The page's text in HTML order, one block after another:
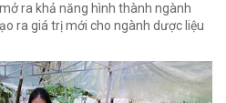
ra khả năng hình thành ngành
ra giá trị mới cho ngành dược liệu